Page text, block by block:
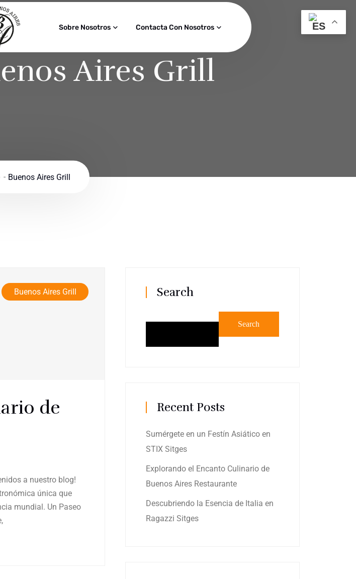
Sobre Nosotros Contacta Con Nosotros
Aires Grill
Buenos Aires Grill
Buenos Aires Grill
de
a nuestro blog!
única que
mundial. Un Paseo
Search
Search
Recent Posts
Sumérgete en un Festín Asiático en
STIX Sitges
Explorando el Encanto Culinario de
Buenos Aires Restaurante
Descubriendo la Esencia de Italia en
Ragazzi Sitges